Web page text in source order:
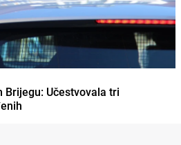
Brijegu: Učestvovala tri